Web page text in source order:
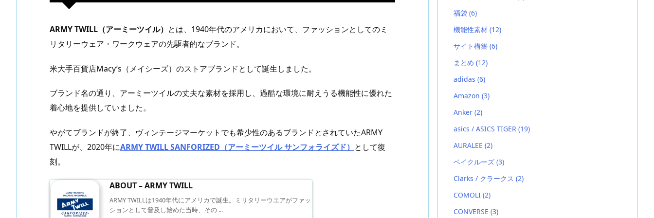
ARMY TWILL（アーミーツイル） とは、1940年代のアメリカにおいて、ファッションとしてのミ
リタリーウェア・ワークウェアの先駆者的なブランド。
米大手百貨店Macy’s（メイシーズ）のストアブランドとして誕生しました。
ブランド名の通り、アーミーツイルの丈夫な素材を採用し、過酷な環境に耐えうる機能性に優れた
着心地を提供していました。
やがてブランドが終了、ヴィンテージマーケットでも希少性のあるブランドとされていたARMY
TWILLが、2020年にARMY TWILL SANFORIZED（アーミーツイル サンフォライズド） として復
刻。
ABOUT – ARMY TWILL
ARMY TWILLは1940年代にアメリカで誕生。ミリタリーウエアがファッ
ションとして普及し始めた当時、その ...
福袋 (6)
機能性素材 (12)
サイト構築 (6)
まとめ (12)
adidas (6)
Amazon (3)
Anker (2)
asics / ASICS TIGER (19)
AURALEE (2)
ベイクルーズ (3)
Clarks / クラークス (2)
COMOLI (2)
CONVERSE (3)